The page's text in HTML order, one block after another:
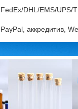
FedEx/DHL/EMS/UPS/
PayPal, аккредитив,